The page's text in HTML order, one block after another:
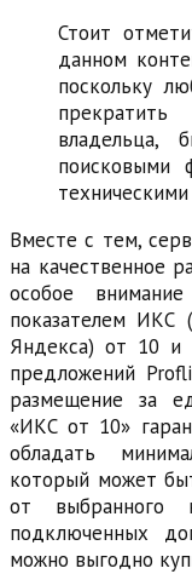
Стоит
данном
поскольку
владельца,
поисковыми
Вместе с тем,
на качественное
особое
показателем ИКС
Яндекса) от 10 и
предложений
размещение за
«ИКС от 10»
обладать
который может
от выбранного
подключенных
можно выгодно